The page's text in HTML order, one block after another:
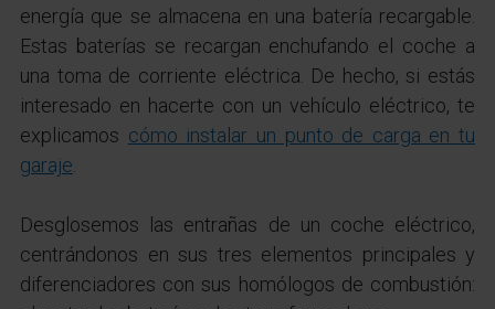
energía que se almacena en una batería recargable.
Estas baterías se recargan enchufando el coche a
una toma de corriente eléctrica. De hecho, si estás
interesado en hacerte con un vehículo eléctrico, te
explicamos cómo instalar un punto de carga en tu
garaje.
Desglosemos las entrañas de un coche eléctrico,
centrándonos en sus tres elementos principales y
diferenciadores con sus homólogos de combustión: